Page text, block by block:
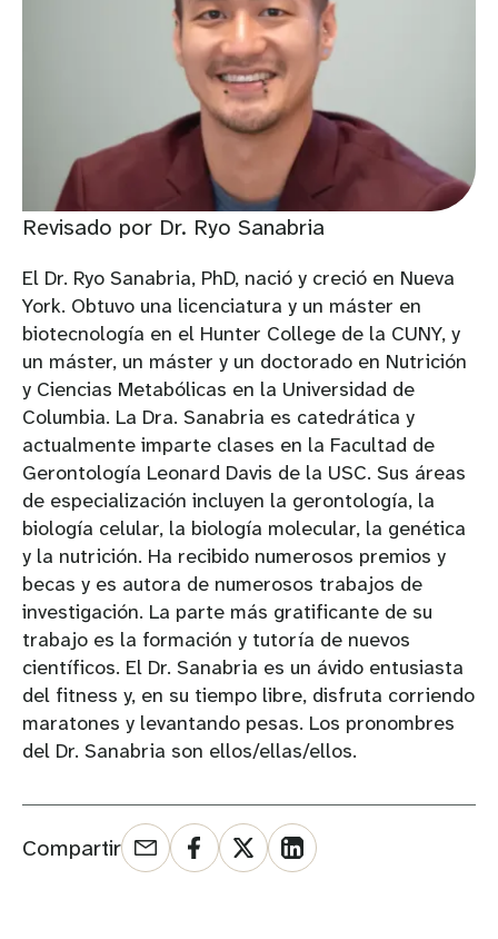
Revisado por Dr. Ryo Sanabria
El Dr. Ryo Sanabria, PhD, nació y creció en Nueva
York. Obtuvo una licenciatura y un máster en
biotecnología en el Hunter College de la CUNY, y
un máster, un máster y un doctorado en Nutrición
y Ciencias Metabólicas en la Universidad de
Columbia. La Dra. Sanabria es catedrática y
actualmente imparte clases en la Facultad de
Gerontología Leonard Davis de la USC. Sus áreas
de especialización incluyen la gerontología, la
biología celular, la biología molecular, la genética
y la nutrición. Ha recibido numerosos premios y
becas y es autora de numerosos trabajos de
investigación. La parte más gratificante de su
trabajo es la formación y tutoría de nuevos
científicos. El Dr. Sanabria es un ávido entusiasta
del fitness y, en su tiempo libre, disfruta corriendo
maratones y levantando pesas. Los pronombres
del Dr. Sanabria son ellos/ellas/ellos.
Compartir